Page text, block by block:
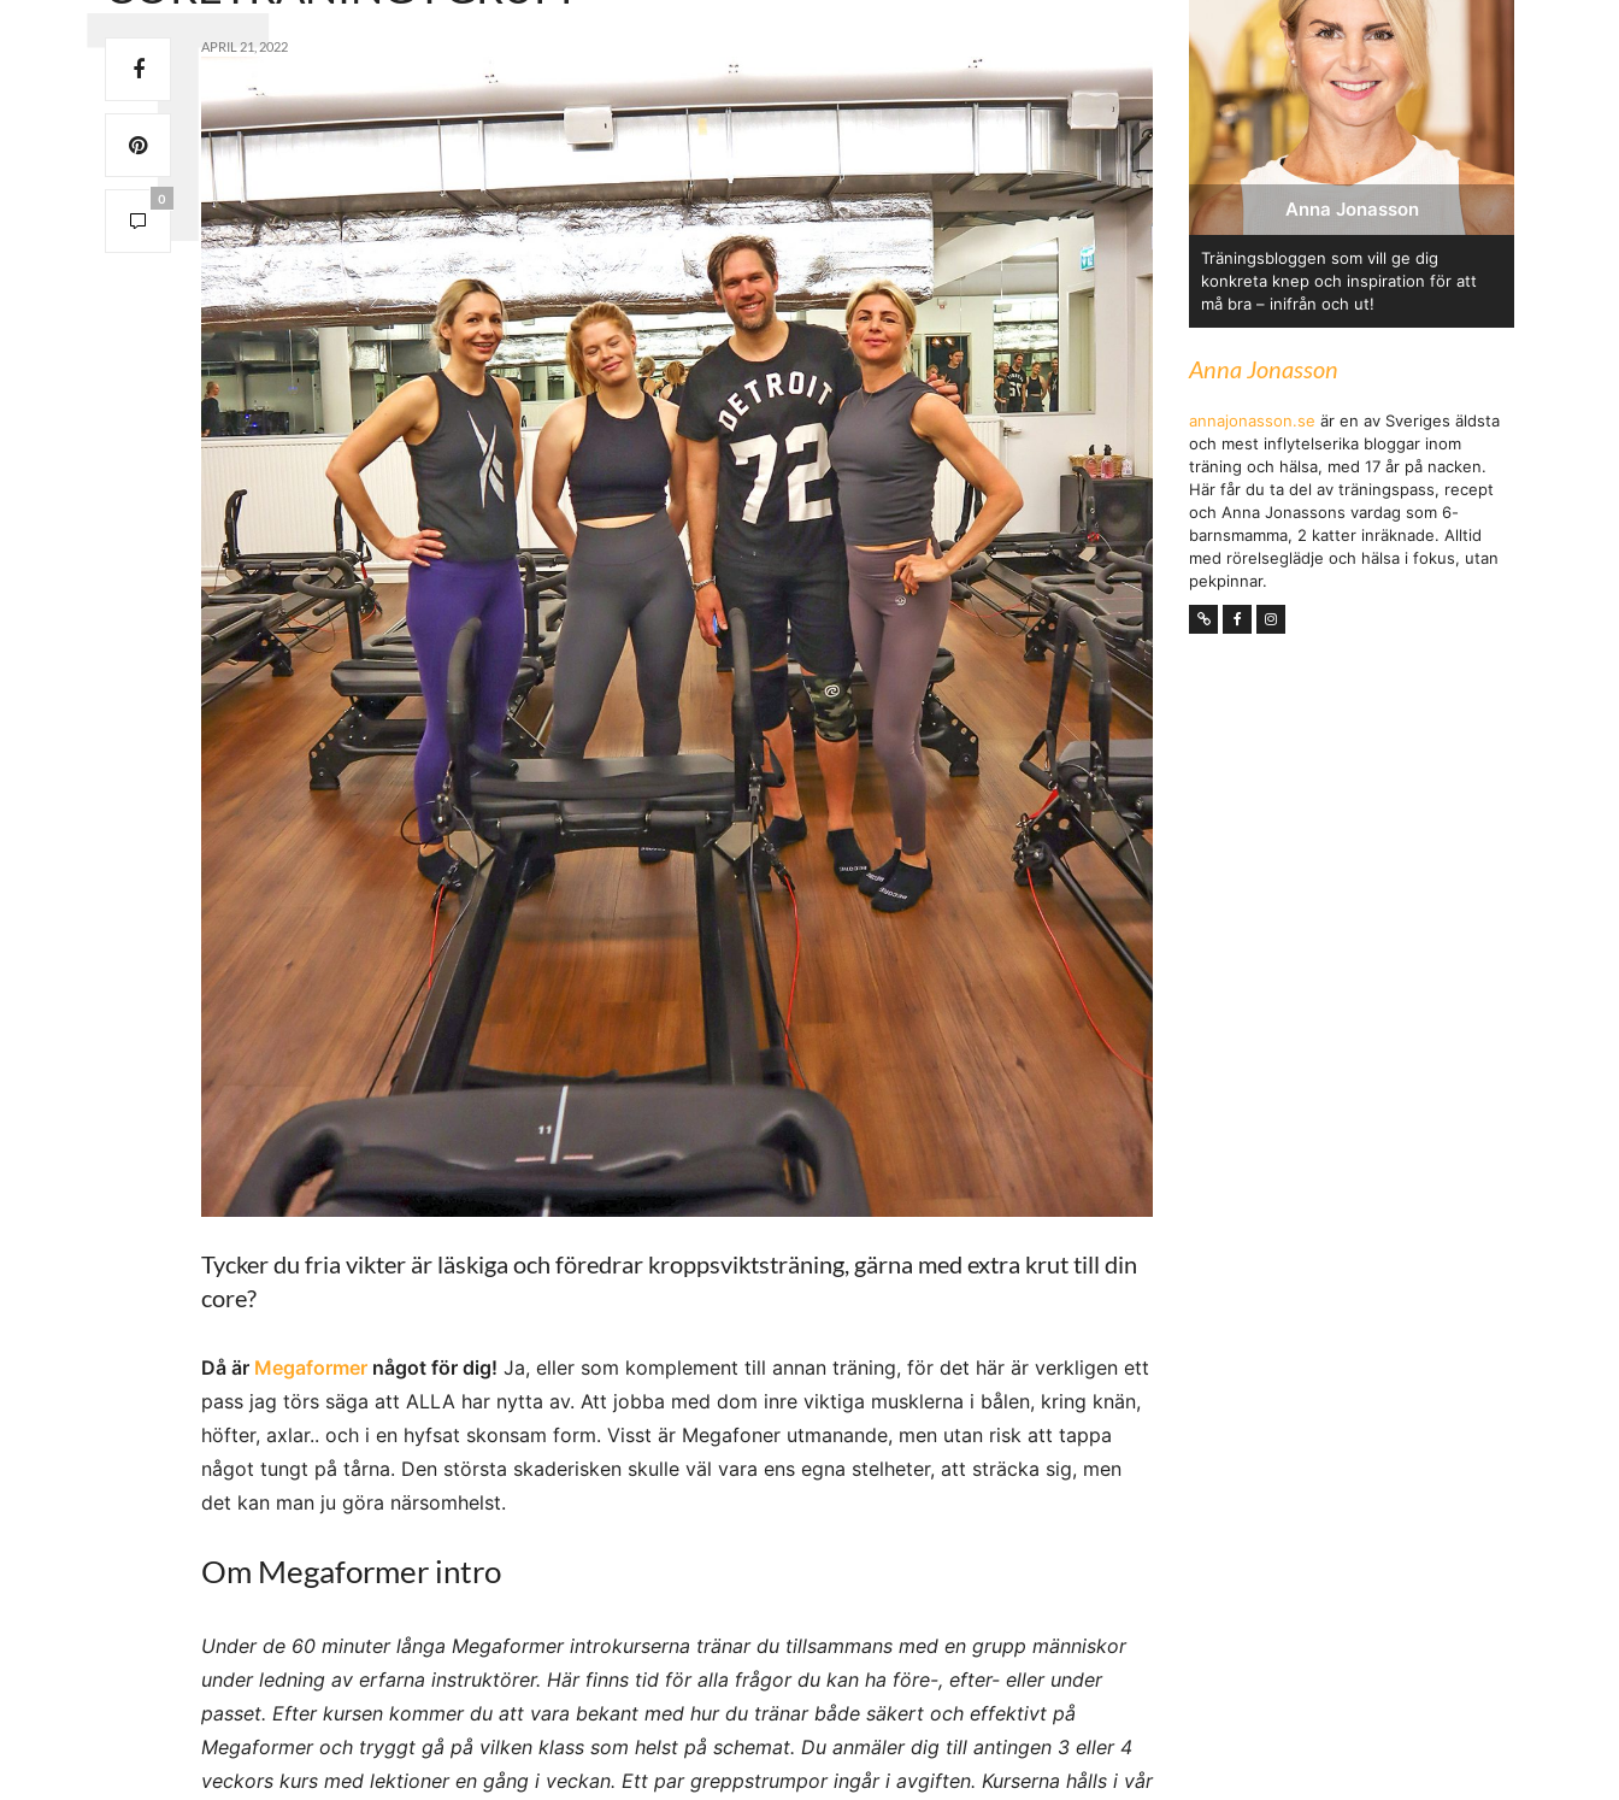
0
APRIL 21, 2022
Tycker du fria vikter är läskiga och föredrar kroppsviktsträning, gärna med extra krut till din
core?
Då är Megaformer något för dig! Ja, eller som komplement till annan träning, för det här är verkligen ett
pass jag törs säga att ALLA har nytta av. Att jobba med dom inre viktiga musklerna i bålen, kring knän,
höfter, axlar.. och i en hyfsat skonsam form. Visst är Megafoner utmanande, men utan risk att tappa
något tungt på tårna. Den största skaderisken skulle väl vara ens egna stelheter, att sträcka sig, men
det kan man ju göra närsomhelst.
Om Megaformer intro
Under de 60 minuter långa Megaformer introkurserna tränar du tillsammans med en grupp människor
under ledning av erfarna instruktörer. Här finns tid för alla frågor du kan ha före-, efter- eller under
passet. Efter kursen kommer du att vara bekant med hur du tränar både säkert och effektivt på
Megaformer och tryggt gå på vilken klass som helst på schemat. Du anmäler dig till antingen 3 eller 4
veckors kurs med lektioner en gång i veckan. Ett par greppstrumpor ingår i avgiften. Kurserna hålls i vår
Anna Jonasson
Träningsbloggen som vill ge dig
konkreta knep och inspiration för att
må bra – inifrån och ut!
Anna Jonasson
annajonasson.se är en av Sveriges äldsta
och mest inflytelserika bloggar inom
träning och hälsa, med 17 år på nacken.
Här får du ta del av träningspass, recept
och Anna Jonassons vardag som 6-
barnsmamma, 2 katter inräknade. Alltid
med rörelseglädje och hälsa i fokus, utan
pekpinnar.